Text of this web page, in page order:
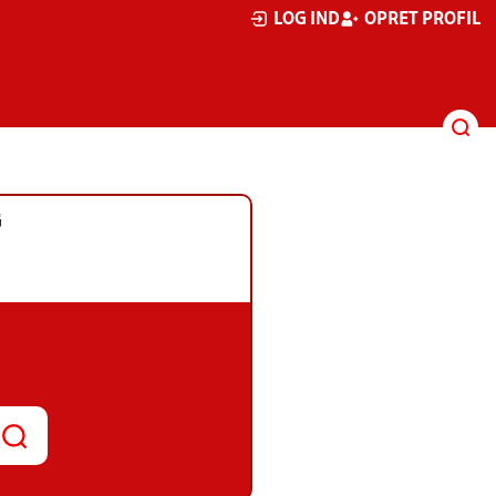
LOG IND OPRET PROFIL